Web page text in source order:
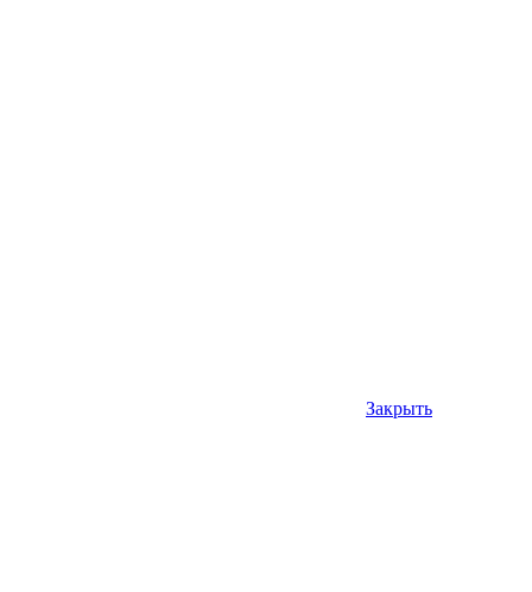
Закрыть